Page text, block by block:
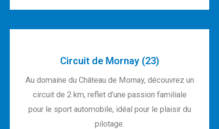
Circuit de Mornay (23)
Au domaine du Château de Mornay, découvrez un
circuit de 2 km, reflet d’une passion familiale
pour le sport automobile, idéal pour le plaisir du
pilotage.